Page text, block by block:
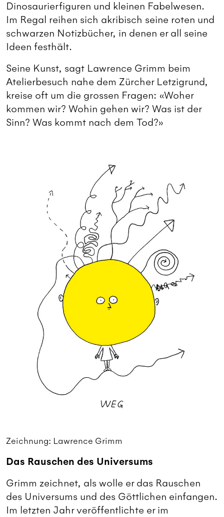
Dinosaurierfiguren und kleinen Fabelwesen.
Im Regal reihen sich akribisch seine roten und
schwarzen Notizbücher, in denen er all seine
Ideen festhält.
Seine Kunst, sagt Lawrence Grimm beim
Atelierbesuch nahe dem Zürcher Letzigrund,
kreise oft um die grossen Fragen: «Woher
kommen wir? Wohin gehen wir? Was ist der
Sinn? Was kommt nach dem Tod?»
Zeichnung: Lawrence Grimm
Das Rauschen des Universums
Grimm zeichnet, als wolle er das Rauschen
des Universums und des Göttlichen einfangen.
Im letzten Jahr veröffentlichte er im